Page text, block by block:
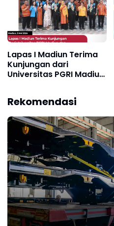
Lapas I Madiun Terima
Kunjungan dari
Universitas PGRI Madiun
Filipina
Rekomendasi